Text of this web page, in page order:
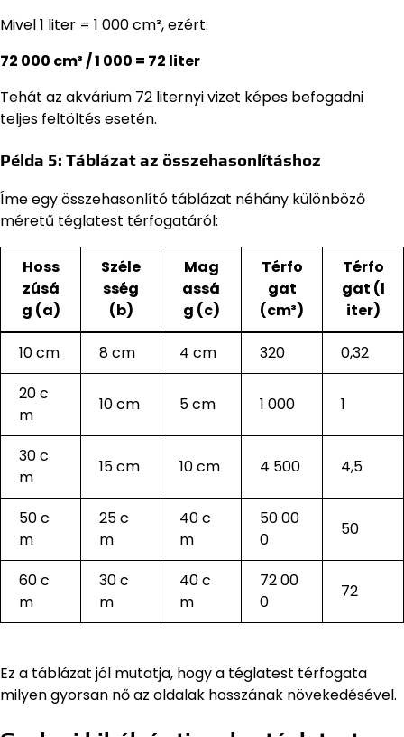
Mivel 1 liter = 1 000 cm³, ezért:
72 000 cm³ / 1 000 = 72 liter
Tehát az akvárium 72 liternyi vizet képes befogadni
teljes feltöltés esetén.
Példa 5: Táblázat az összehasonlításhoz
Íme egy összehasonlító táblázat néhány különböző
méretű téglatest térfogatáról:
Hoss
zúsá
g (a)
Széle
sség
(b)
Mag
assá
g (c)
Térfo
gat
(cm³)
Térfo
gat (l
iter)
10 cm 8 cm 4 cm 320
0,32
20 c
m
10 cm 5 cm 1 000 1
30 c
m
15 cm 10 cm 4 500 4,5
50 c
m
25 c
m
40 c
m
50 00
0
50
60 c
m
30 c
m
40 c
m
72 00
0
72
Ez a táblázat jól mutatja, hogy a téglatest térfogata
milyen gyorsan nő az oldalak hosszának növekedésével.